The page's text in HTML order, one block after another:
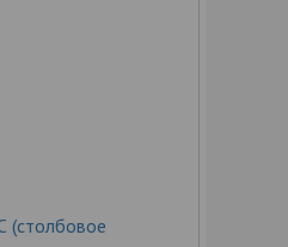
(столбовое